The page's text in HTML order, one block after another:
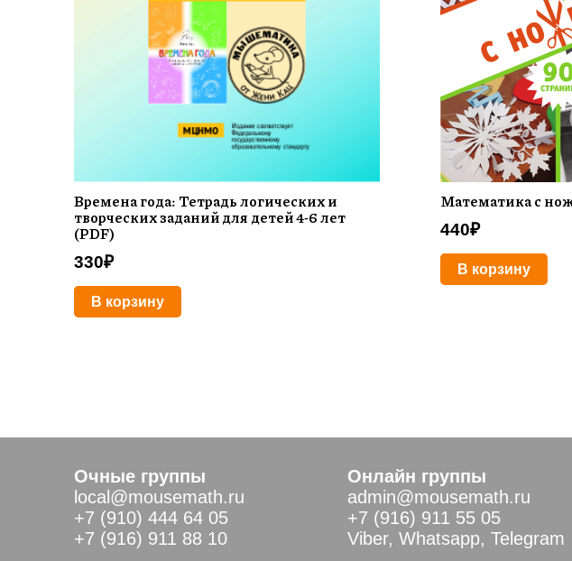
Времена года: Тетрадь логических и
творческих заданий для детей 4-6 лет
(PDF)
330₽
В корзину
Математика с
440₽
В корзину
Онлайн группы
admin@mousemath.ru
+7 (916) 911 55 05
Viber, Whatsapp, Telegram
Очные группы
local@mousemath.ru
+7 (910) 444 64 05
+7 (916) 911 88 10